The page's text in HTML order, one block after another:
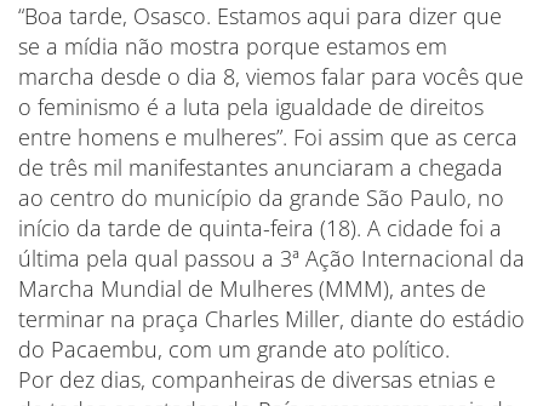
“Boa tarde, Osasco. Estamos aqui para dizer que
se a mídia não mostra porque estamos em
marcha desde o dia 8, viemos falar para vocês que
o feminismo é a luta pela igualdade de direitos
entre homens e mulheres”. Foi assim que as cerca
de três mil manifestantes anunciaram a chegada
ao centro do município da grande São Paulo, no
início da tarde de quinta-feira (18). A cidade foi a
última pela qual passou a 3ª Ação Internacional da
Marcha Mundial de Mulheres (MMM), antes de
terminar na praça Charles Miller, diante do estádio
do Pacaembu, com um grande ato político.
Por dez dias, companheiras de diversas etnias e